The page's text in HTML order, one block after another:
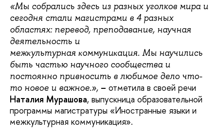
«Мы собрались здесь из разных уголков мира и
сегодня стали магистрами в 4 разных
областях: перевод, преподавание, научная
деятельность и
межĸультурная ĸоммуниĸация. Мы научились
быть частью научного сообщества и
постоянно привносить в любимое дело что-
то новое и важное.», – отметила в своей речи
Наталия Мурашова, выпускница образовательной
программы магистратуры «Иностранные языки и
межкультурная коммуникация».